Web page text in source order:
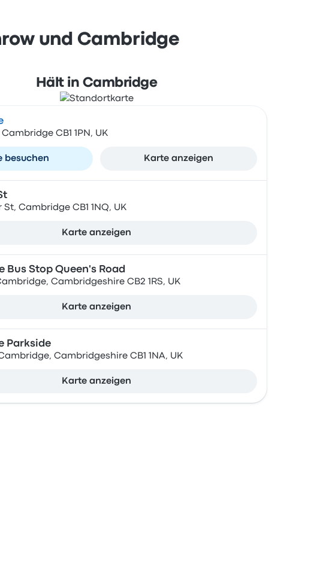
und Cambridge
Hält in Cambridge
CB1 1PN, UK
besuchen Karte anzeigen
St, Cambridge CB1 1NQ, UK
Karte anzeigen
Bus Stop Queen's Road
Cambridgeshire CB2 1RS, UK
Karte anzeigen
Parkside
Cambridgeshire CB1 1NA, UK
Karte anzeigen